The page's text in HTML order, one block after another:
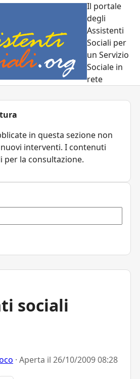
Il portale
degli
Assistenti
Sociali per
un Servizio
Sociale in
rete
sociali
· Aperta il 26/10/2009 08:28
in questa sezione non
interventi. I contenuti
per la consultazione.